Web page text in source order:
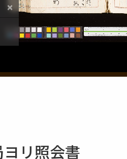
リ照会書